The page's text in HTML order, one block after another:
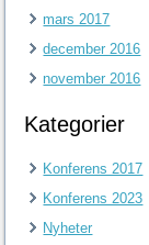
mars 2017
december 2016
november 2016
Kategorier
Konferens 2017
Konferens 2023
Nyheter